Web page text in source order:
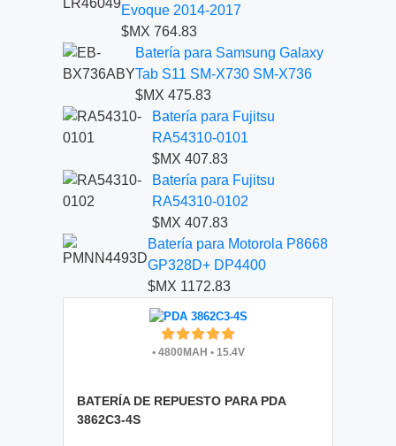
Evoque 2014-2017
$MX 764.83
Batería para Samsung Galaxy
Tab S11 SM-X730 SM-X736
$MX 475.83
Batería para Fujitsu
RA54310-0101
$MX 407.83
Batería para Fujitsu
RA54310-0102
$MX 407.83
Batería para Motorola P8668
GP328D+ DP4400
$MX 1172.83
•4800MAH •15.4V
BATERÍA DE REPUESTO PARA PDA
3862C3-4S